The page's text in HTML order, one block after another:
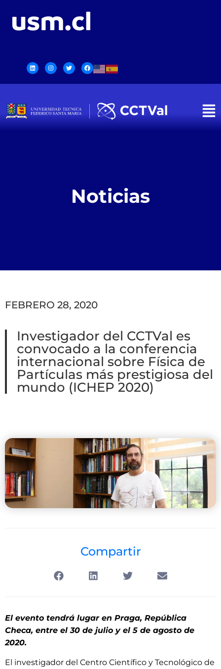
Noticias
FEBRERO 28, 2020
Investigador del CCTVal es
convocado a la conferencia
internacional sobre Física de
Partículas más prestigiosa del
mundo (ICHEP 2020)
Compartir
El evento tendrá lugar en Praga, República
Checa, entre el 30 de julio y el 5 de agosto de
2020.
El investigador del Centro Científico y Tecnológico de